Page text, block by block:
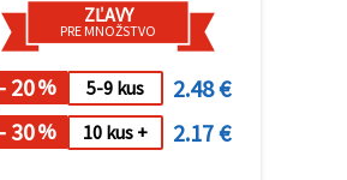
ZĽAVY
PRE MNOŽSTVO
- 20% 5-9 kus
2.48 €
- 30% 10 kus + 2.17 €